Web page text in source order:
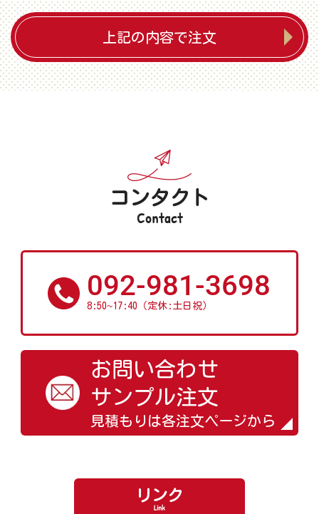
上記の内容で注文
コンタクト
Contact
092-981-3698
8:50~17:40（定休:土日祝）
お問い合わせ
サンプル注文
見積もりは各注文ページから
リンク
Link